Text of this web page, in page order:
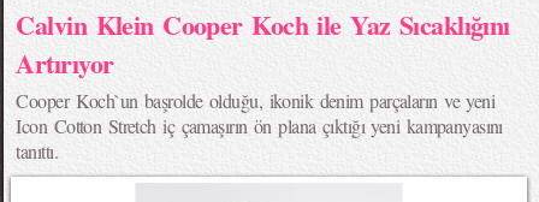
Calvin Klein Cooper Koch ile Yaz Sıcaklığını
Artırıyor
Cooper Koch`un başrolde olduğu, ikonik denim parçaların ve yeni
Icon Cotton Stretch iç çamaşırın ön plana çıktığı yeni kampanyasını
tanıttı.